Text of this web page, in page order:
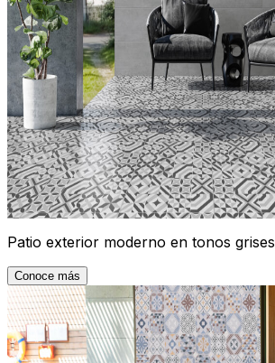
Patio exterior moderno en tonos grises
Conoce más